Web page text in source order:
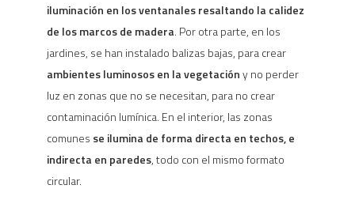
iluminación en los ventanales resaltando la calidez
de los marcos de madera. Por otra parte, en los
jardines, se han instalado balizas bajas, para crear
ambientes luminosos en la vegetacióny no perder
luz en zonas que no se necesitan, para no crear
contaminación lumínica. En el interior, las zonas
comunes se ilumina de forma directa en techos, e
indirecta en paredes, todo con el mismo formato
circular.